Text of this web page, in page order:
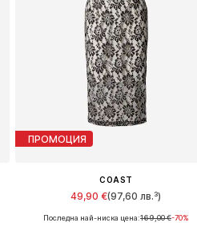
ПРОМОЦИЯ
COAST
49,90 €(97,60 лв.³)
Налични размери: 36, 38, 40, 42, 46
Последна най-ниска цена:169,00 €-70%